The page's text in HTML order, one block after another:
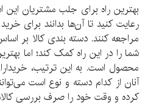
بهترین راه برای جلب مشتریان
رعایت کنید تا آن‌ها بدانند برای
مراجعه کنند. دسته بندی کالا بر
شما را در این راه کمک کند؛ اما
محصول است. به این ترتیب،
آنان از کدام دسته و نوع است
کرده و وقت خود را صرف بررسی